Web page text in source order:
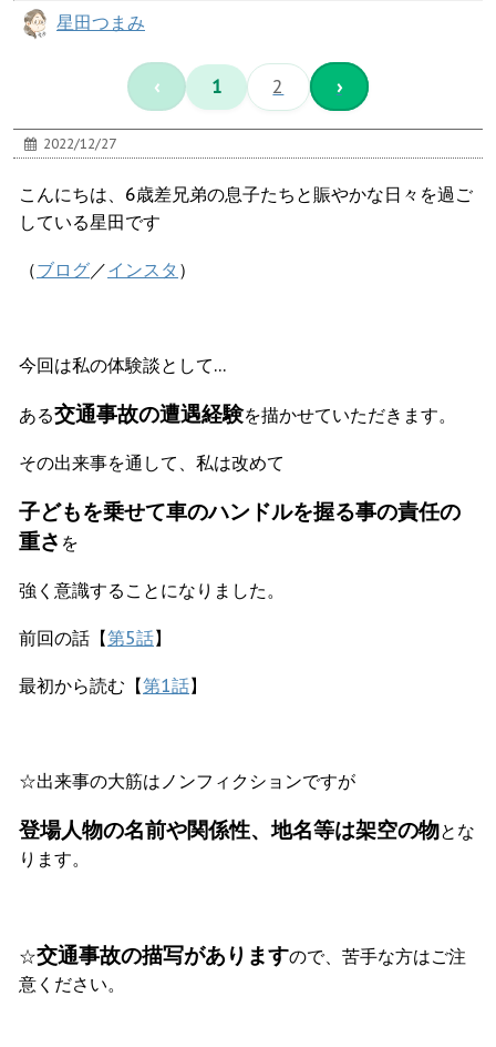
星田つまみ
‹ 1 2 ›
2022/12/27
こんにちは、6歳差兄弟の息子たちと賑やかな日々を過ご
している星田です
（ブログ／インスタ ）
今回は私の体験談として…
ある交通事故の遭遇経験を描かせていただきます。
その出来事を通して、私は改めて
子どもを乗せて車のハンドルを握る事の責任の
重さ を
強く意識することになりました。
前回の話【第5話】
最初から読む【第1話】
☆出来事の大筋はノンフィクションですが
登場人物の名前や関係性、地名等は架空の物とな
ります。
☆交通事故の描写がありますので、苦手な方はご注
意ください。